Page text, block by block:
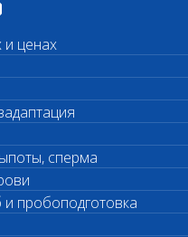
и ценах
сперма
и пробоподготовка
срочных